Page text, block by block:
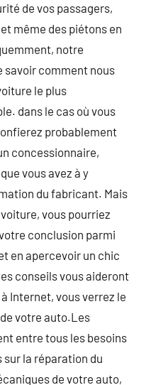
de vos passagers,
même des piétons en
notre
savoir comment nous
le plus
dans le cas où vous
probablement
concessionnaire,
vous avez à y
du fabricant. Mais
vous pourriez
conclusion parmi
en apercevoir un chic
conseils vous aideront
Internet, vous verrez le
votre auto.Les
entre tous les besoins
sur la réparation du
de votre auto,